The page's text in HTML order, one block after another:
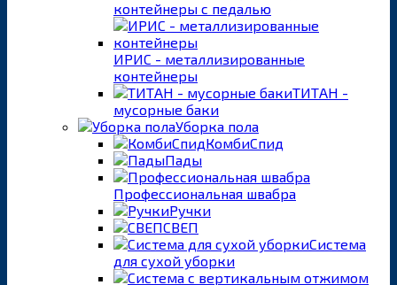
контейнеры с педалью
ИРИС - металлизированные
контейнеры
ТИТАН -
мусорные баки
Уборка пола
КомбиСпид
Пады
Профессиональная швабра
Ручки
СВЕП
Система
для сухой уборки